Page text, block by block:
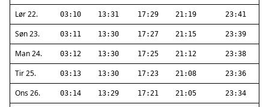
Lør 22. 03:10 13:31 17:29 21:19 23:41
Søn 23. 03:11 13:30 17:27 21:15 23:39
Man 24. 03:12 13:30 17:25 21:12 23:38
Tir 25. 03:13 13:30 17:23 21:08 23:36
Ons 26. 03:14 13:29 17:21 21:05 23:34